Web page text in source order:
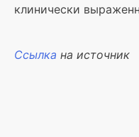
клинически
Ссылка на источник